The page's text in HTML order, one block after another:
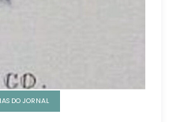
DO JORNAL